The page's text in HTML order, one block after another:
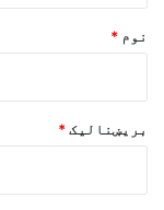
نوم *
بریښنالیک *